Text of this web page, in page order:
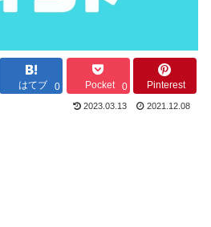
はてブ 0 Pocket 0 Pinterest
2023.03.13 2021.12.08